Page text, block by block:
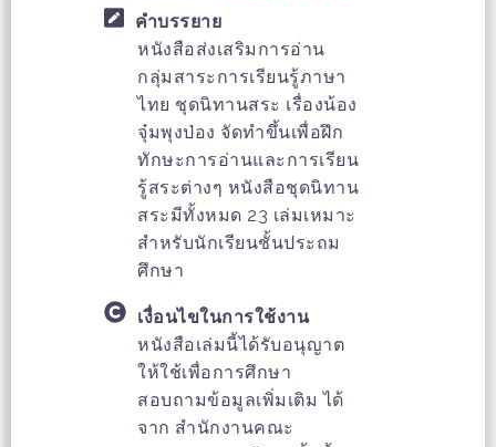
คำบรรยาย
หนังสือส่งเสริมการอ่าน
กลุ่มสาระการเรียนรู้ภาษา
ไทย ชุดนิทานสระ เรื่องน้อง
จุ๋มพุงป่อง จัดทำขึ้นเพื่อฝึก
ทักษะการอ่านและการเรียน
รู้สระต่างๆ หนังสือชุดนิทาน
สระมีทั้งหมด 23 เล่มเหมาะ
สำหรับนักเรียนชั้นประถม
ศึกษา
เงื่อนไขในการใช้งาน
หนังสือเล่มนี้ได้รับอนุญาต
ให้ใช้เพื่อการศึกษา
สอบถามข้อมูลเพิ่มเติม ได้
จาก สำนักงานคณะ